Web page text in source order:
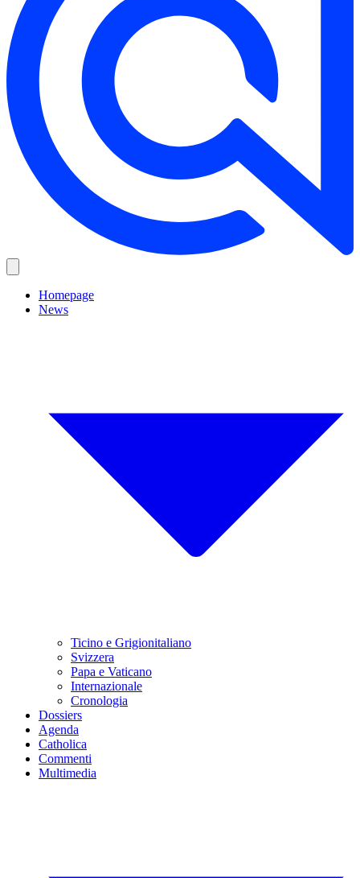
Homepage
News
Ticino e Grigionitaliano
Svizzera
Papa e Vaticano
Internazionale
Cronologia
Dossiers
Agenda
Catholica
Commenti
Multimedia